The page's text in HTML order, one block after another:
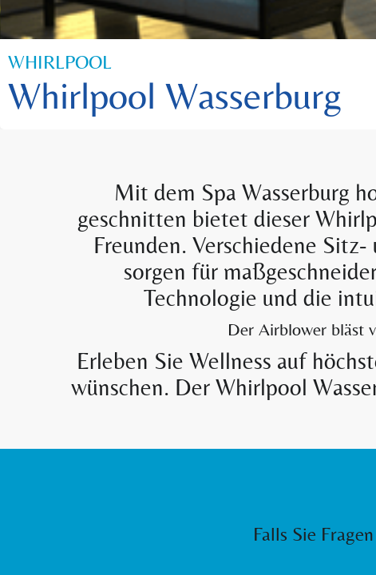
WHIRLPOOL
Whirlpool Wasserburg
Mit dem Spa Wasserburg
geschnitten bietet dieser
Freunden. Verschiedene
sorgen für
Technologie und die
Der Airblower bläst
Erleben Sie Wellness auf
wünschen. Der Whirlpool
Falls Sie